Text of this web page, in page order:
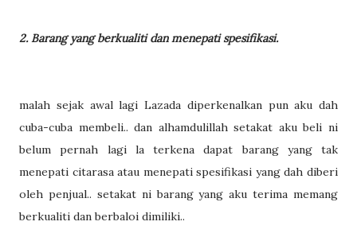
2. Barang yang berkualiti dan menepati spesifikasi.
malah sejak awal lagi Lazada diperkenalkan pun aku dah
cuba-cuba membeli.. dan alhamdulillah setakat aku beli ni
belum pernah lagi la terkena dapat barang yang tak
menepati citarasa atau menepati spesifikasi yang dah diberi
oleh penjual.. setakat ni barang yang aku terima memang
berkualiti dan berbaloi dimiliki..